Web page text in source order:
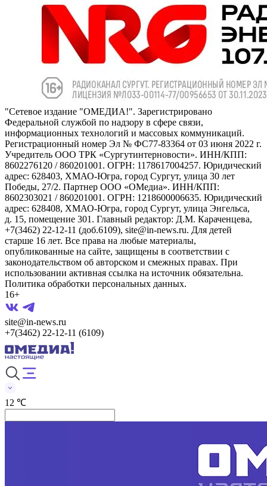
"Сетевое издание "ОМЕДИА!". Зарегистрировано
Федеральной службой по надзору в сфере связи,
информационных технологий и массовых коммуникаций.
Регистрационный номер Эл № ФС77-83364 от 03 июня 2022 г.
Учредитель ООО ТРК «Сургутинтерновости». ИНН/КПП:
8602276120 / 860201001. ОГРН: 1178617004257. Юридический
адрес: 628403, ХМАО-Югра, город Сургут, улица 30 лет
Победы, 27/2. Партнер ООО «ОМедиа». ИНН/КПП:
8602303021 / 860201001. ОГРН: 1218600006635. Юридический
адрес: 628408, ХМАО-Югра, город Сургут, улица Энгельса,
д. 15, помещение 301. Главный редактор: Д.М. Караченцева,
+7(3462) 22-12-11 (доб.6109), site@in-news.ru. Для детей
старше 16 лет. Все права на любые материалы,
опубликованные на сайте, защищены в соответствии с
законодательством об авторском и смежных правах. При
использовании активная ссылка на источник обязательна.
Политика обработки персональных данных.
16+
site@in-news.ru
+7(3462) 22-12-11 (6109)
12 ℃